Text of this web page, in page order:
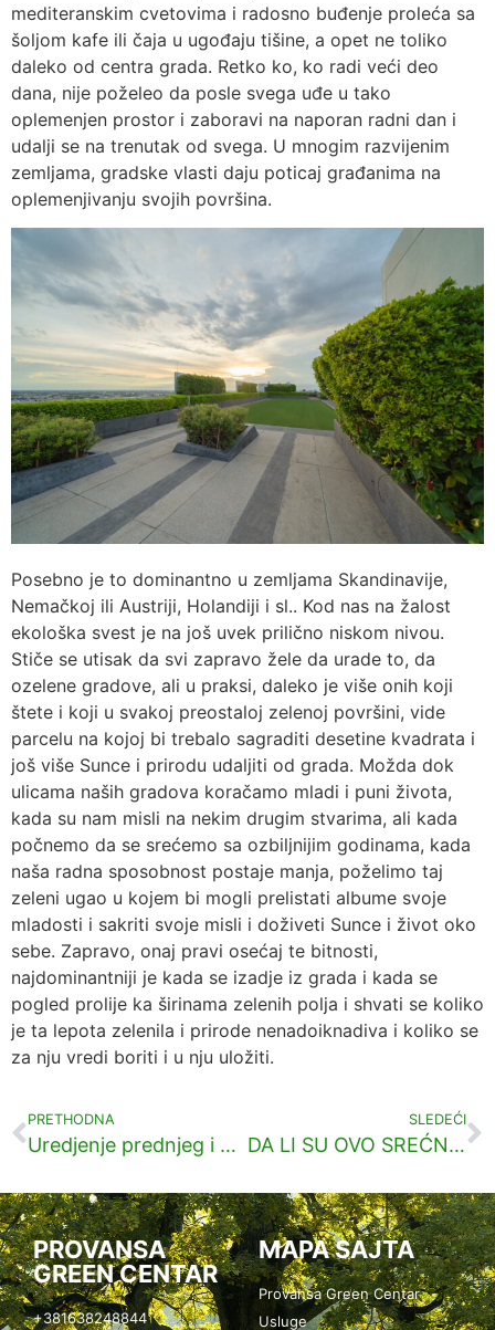
mediteranskim cvetovima i radosno buđenje proleća sa
šoljom kafe ili čaja u ugođaju tišine, a opet ne toliko
daleko od centra grada. Retko ko, ko radi veći deo
dana, nije poželeo da posle svega uđe u tako
oplemenjen prostor i zaboravi na naporan radni dan i
udalji se na trenutak od svega. U mnogim razvijenim
zemljama, gradske vlasti daju poticaj građanima na
oplemenjivanju svojih površina.
Posebno je to dominantno u zemljama Skandinavije,
Nemačkoj ili Austriji, Holandiji i sl.. Kod nas na žalost
ekološka svest je na još uvek prilično niskom nivou.
Stiče se utisak da svi zapravo žele da urade to, da
ozelene gradove, ali u praksi, daleko je više onih koji
štete i koji u svakoj preostaloj zelenoj površini, vide
parcelu na kojoj bi trebalo sagraditi desetine kvadrata i
još više Sunce i prirodu udaljiti od grada. Možda dok
ulicama naših gradova koračamo mladi i puni života,
kada su nam misli na nekim drugim stvarima, ali kada
počnemo da se srećemo sa ozbiljnijim godinama, kada
naša radna sposobnost postaje manja, poželimo taj
zeleni ugao u kojem bi mogli prelistati albume svoje
mladosti i sakriti svoje misli i doživeti Sunce i život oko
sebe. Zapravo, onaj pravi osećaj te bitnosti,
najdominantniji je kada se izadje iz grada i kada se
pogled prolije ka širinama zelenih polja i shvati se koliko
je ta lepota zelenila i prirode nenadoiknadiva i koliko se
za nju vredi boriti i u nju uložiti.
PRETHODNA
Uredjenje prednjeg i zadnjeg dvorišta
SLEDEĆI
DA LI SU OVO SREĆNA DECA?
PROVANSA
GREEN CENTAR
+381638248844
MAPA SAJTA
Provansa Green Centar
Usluge